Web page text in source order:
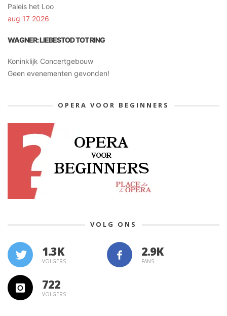
Paleis het Loo
aug 17 2026
WAGNER: LIEBESTOD TOT RING
Koninklijk Concertgebouw
Geen evenementen gevonden!
OPERA VOOR BEGINNERS
VOLG ONS
1.3K
VOLGERS FANS
722
VOLGERS